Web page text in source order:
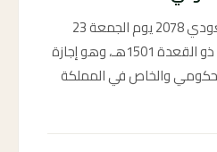
يوافق اليوم الوطني السعودي 2078 يوم الجمعة 23
سبتمبر 2078، الموافق 15 ذو القعدة 1501هـ، وهو إجازة
والخاص في المملكة